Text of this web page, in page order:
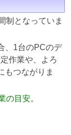
制となっていま
、1台のPCのデ
作業や、よろ
もつながりま
の目安。